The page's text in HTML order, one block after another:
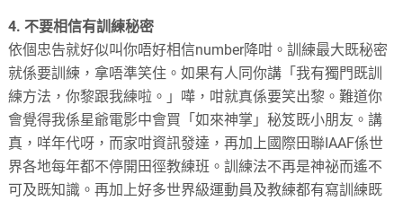
4. 不要相信有訓練秘密
依個忠告就好似叫你唔好相信number降咁。訓練最大既秘密
就係要訓練，拿唔準笑住。如果有人同你講「我有獨門既訓
練方法，你黎跟我練啦。」嘩，咁就真係要笑出黎。難道你
會覺得我係星爺電影中會買「如來神掌」秘笈既小朋友。講
真，咩年代呀，而家咁資訊發達，再加上國際田聯IAAF係世
界各地每年都不停開田徑教練班。訓練法不再是神祕而遙不
可及既知識。再加上好多世界級運動員及教練都有寫訓練既